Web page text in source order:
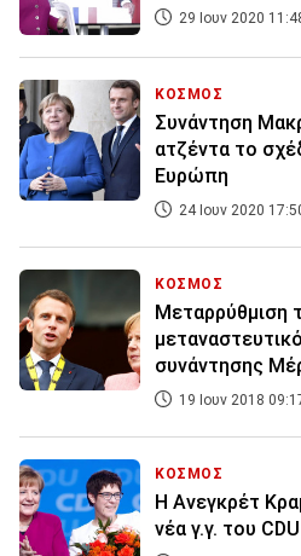
29 Ιουν 2020
ΚΟΣΜΟΣ
Συνάντηση
ατζέντα το
Ευρώπη
24 Ιουν 2020
ΚΟΣΜΟΣ
Μεταρρύθμιση
συνάντησης
19 Ιουν 2018
ΚΟΣΜΟΣ
Η Ανεγκρέτ
νέα γ.γ. του CDU